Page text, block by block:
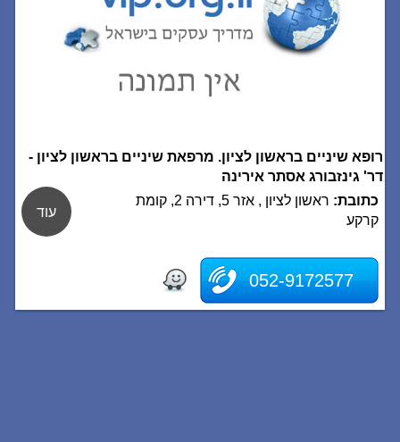
רופא שיניים בראשון לציון. מרפאת שיניים בראשון לציון -
דר' גינזבורג אסתר אירינה
כתובת:
ראשון לציון , אזר 5, דירה 2, קומת
קרקע
052-9172577
עוד